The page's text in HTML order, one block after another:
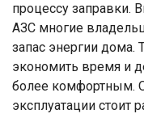
процессу заправки.
АЗС многие
запас энергии дома.
экономить время и
более комфортным.
эксплуатации стоит